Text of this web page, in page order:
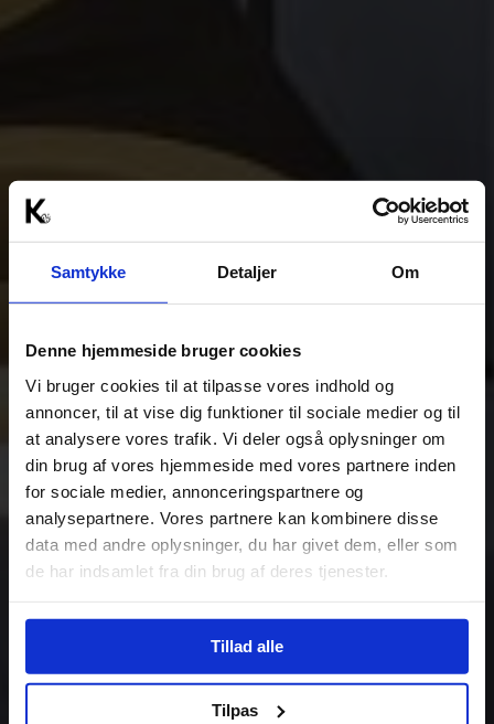
Samtykke Detaljer Om
Denne hjemmeside bruger cookies
Vi bruger cookies til at tilpasse vores indhold og
annoncer, til at vise dig funktioner til sociale medier og til
at analysere vores trafik. Vi deler også oplysninger om
din brug af vores hjemmeside med vores partnere inden
for sociale medier, annonceringspartnere og
analysepartnere. Vores partnere kan kombinere disse
data med andre oplysninger, du har givet dem, eller som
de har indsamlet fra din brug af deres tjenester.
Tillad alle
Tilpas